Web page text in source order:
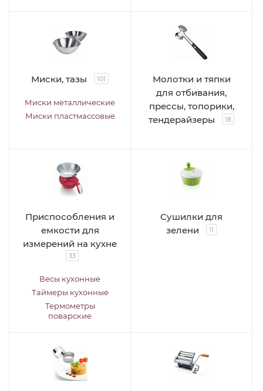
Миски, тазы 101
Миски металлические
Миски пластмассовые
Молотки и тяпки
для отбивания,
прессы, топорики,
тендерайзеры
18
Приспособления и
емкости для
измерений на кухне
33
Весы кухонные
Таймеры кухонные
Термометры
поварские
Сушилки для
зелени
11